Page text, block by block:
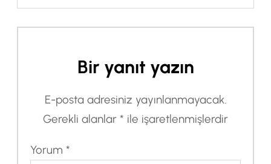
Bir yanıt yazın
E-posta adresiniz yayınlanmayacak.
Gerekli alanlar * ile işaretlenmişlerdir
Yorum *